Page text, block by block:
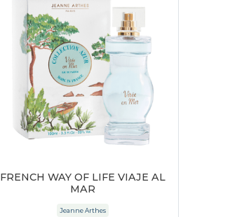
FRENCH WAY OF LIFE VIAJE AL
MAR
Jeanne Arthes